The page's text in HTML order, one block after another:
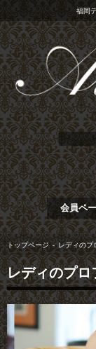
福岡
会員ペ
トップページ レディのプ
レディのプロ